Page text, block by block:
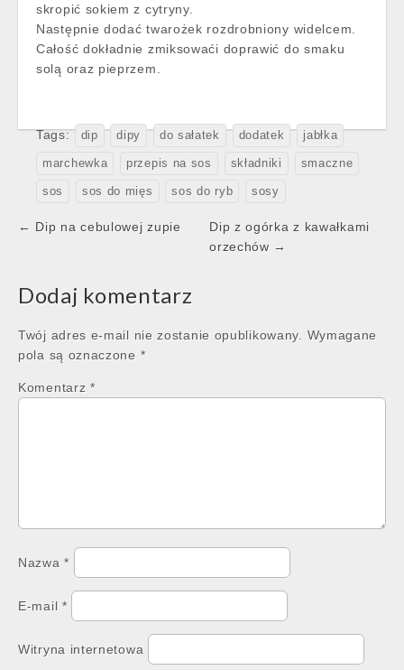
skropić sokiem z cytryny.
Następnie dodać twarożek rozdrobniony widelcem.
Całość dokładnie zmiksowaći doprawić do smaku
solą oraz pieprzem.
Tags: dip dipy do sałatek dodatek jabłka
marchewka przepis na sos składniki smaczne
sos sos do mięs sos do ryb sosy
Post
← Dip na cebulowej zupie
Dip z ogórka z kawałkami
orzechów →
Dodaj komentarz
Twój adres e-mail nie zostanie opublikowany.
Wymagane
pola są oznaczone *
Komentarz *
Nazwa*
E-mail *
Witryna internetowa